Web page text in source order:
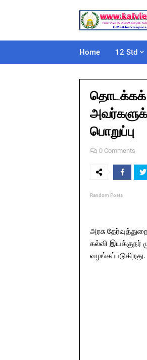
Home 12 Std
தொடக்கக்
பொறுப்பு
0 Comments
Random Posts
அரசு
கல்வி இயக்குநர்
வழங்கப்படுகிறது.